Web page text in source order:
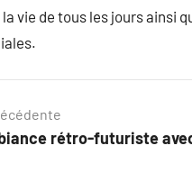
vie de tous les jours ainsi
rétro-futuriste